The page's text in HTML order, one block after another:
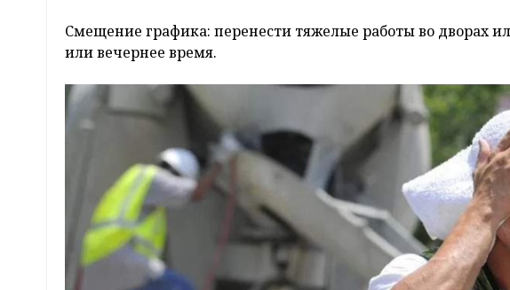
Смещение графика: перенести тяжелые работы во дворах
или вечернее время.